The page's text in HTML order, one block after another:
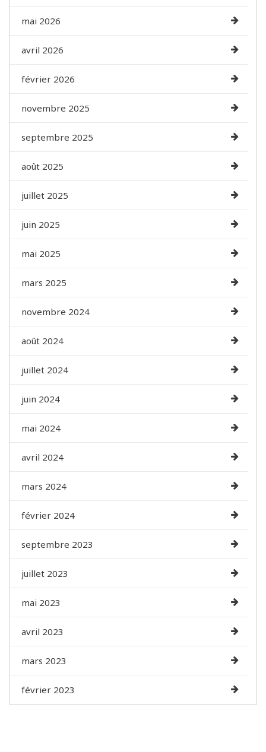
mai 2026
avril 2026
février 2026
novembre 2025
septembre 2025
août 2025
juillet 2025
juin 2025
mai 2025
mars 2025
novembre 2024
août 2024
juillet 2024
juin 2024
mai 2024
avril 2024
mars 2024
février 2024
septembre 2023
juillet 2023
mai 2023
avril 2023
mars 2023
février 2023